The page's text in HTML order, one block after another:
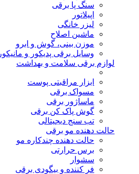
سنگ پا برقی
اپیلاتور
لیزر خانگی
ماشین اصلاح
موزن بینی، گوش و ابرو
وسایل برقی پدیکور و مانیکور
لوازم برقی سلامت و بهداشت
ابزار مراقبتی پوست
مسواک برقی
ماساژور برقی
گوش پاک کن برقی
تب سنج دیجیتالی
حالت دهنده مو برقی
حالت دهنده چندکاره مو
برس حرارتی
سشوار
فر کننده و بیگودی برقی